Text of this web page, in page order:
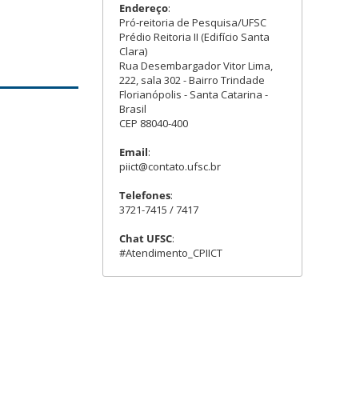
Endereço:
Pró-reitoria de Pesquisa/UFSC
Prédio Reitoria II (Edifício Santa
Clara)
Rua Desembargador Vitor Lima,
222, sala 302 - Bairro Trindade
Florianópolis - Santa Catarina -
Brasil
CEP 88040-400
Email:
piict@contato.ufsc.br
Telefones:
3721-7415 / 7417
Chat UFSC:
#Atendimento_CPIICT